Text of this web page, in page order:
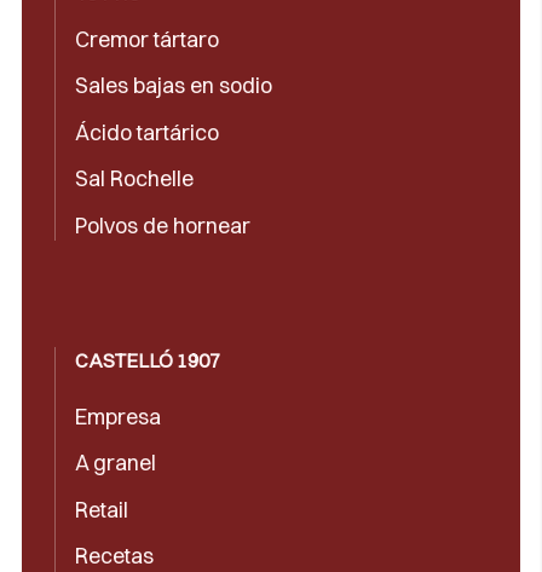
Cremor tártaro
Sales bajas en sodio
Ácido tartárico
Sal Rochelle
Polvos de hornear
CASTELLÓ 1907
Empresa
A granel
Retail
Recetas